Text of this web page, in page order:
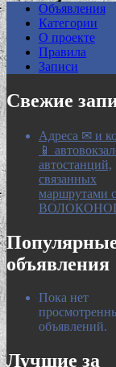
Объявления
Категории
О проекте
Правила
Записи
Свежие
Адреса ✉ и
📱
автостанций,
связанных
маршрутами с
объявления
Пока нет
объявлений.
Лучшие за